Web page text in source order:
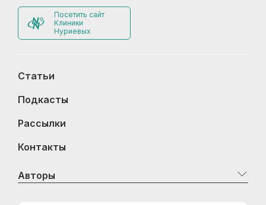
Посетить сайт
Клиники
Нуриевых
Статьи
Подкасты
Рассылки
Контакты
Авторы